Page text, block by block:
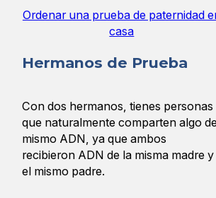
Ordenar una prueba de paternidad
casa
Hermanos de Prueba
Con dos hermanos, tienes personas
que naturalmente comparten algo
mismo ADN, ya que ambos
recibieron ADN de la misma madre y
el mismo padre.